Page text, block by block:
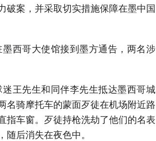
破案，并采取切实措施保障在墨中国
西哥大使馆接到墨方通告，两名涉
王先生和同伴李先生抵达墨西哥城
名骑摩托车的蒙面歹徒在机场附近路
指车窗。歹徒持枪洗劫了他们的名表
后消失在夜色中。